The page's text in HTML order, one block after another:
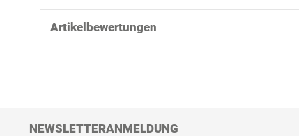
Artikelbewertungen
NEWSLETTERANMELDUNG